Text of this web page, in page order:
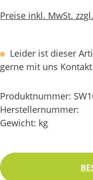
Preise inkl. MwSt.
Leider ist dieser
gerne mit uns
Produktnummer:
Herstellernummer:
Gewicht: kg